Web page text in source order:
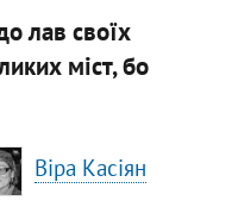
лав своїх
міст, бо
Віра Касіян